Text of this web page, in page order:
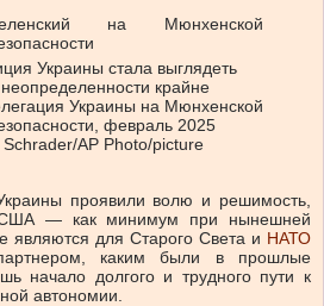
Украины стала выглядеть
крайне
Украины на Мюнхенской
февраль 2025
AP Photo/picture
проявили волю и решимость,
США — как минимум при нынешней
для Старого Света и НАТО
каким были в прошлые
начало долгого и трудного пути к
автономии.